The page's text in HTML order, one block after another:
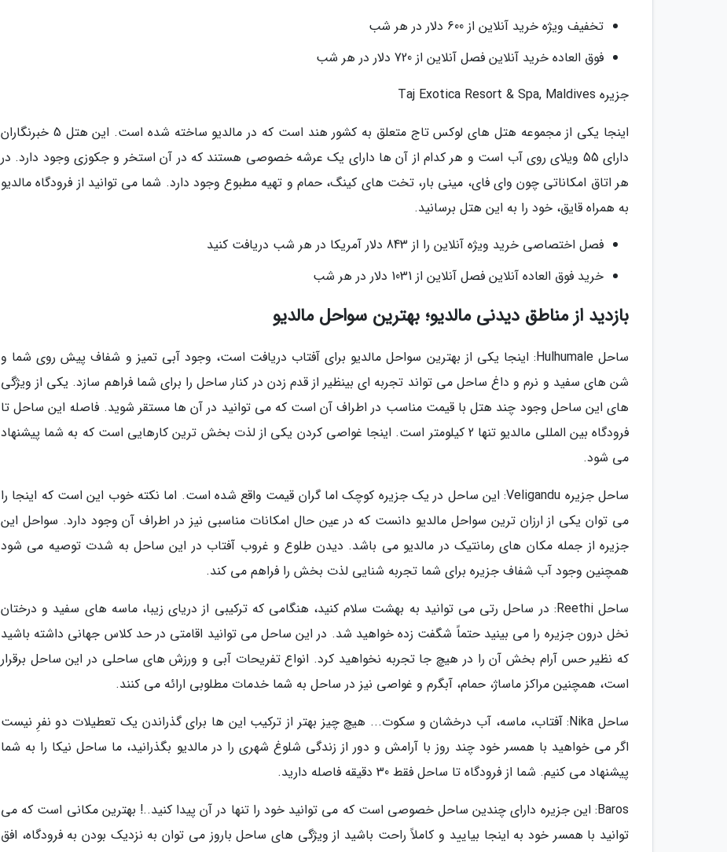
تخفیف ویژه خرید آنلاین از 600 دلار در هر شب
فوق العاده خرید آنلاین فصل آنلاین از 720 دلار در هر شب
جزیره Taj Exotica Resort & Spa, Maldives
اینجا یکی از مجموعه هتل های لوکس تاج متعلق به کشور هند است که در مالدیو ساخته شده است. این هتل 5 خبرنگاران
دارای 55 ویلای روی آب است و هر کدام از آن ها دارای یک عرشه خصوصی هستند که در آن استخر و جکوزی وجود دارد. در
هر اتاق امکاناتی چون وای فای، مینی بار، تخت های کینگ، حمام و تهیه مطبوع وجود دارد. شما می توانید از فرودگاه مالدیو
به همراه قایق، خود را به این هتل برسانید.
فصل اختصاصی خرید ویژه آنلاین را از 843 دلار آمریکا در هر شب دریافت کنید
خرید فوق العاده آنلاین فصل آنلاین از 1031 دلار در هر شب
بازدید از مناطق دیدنی مالدیو؛ بهترین سواحل مالدیو
ساحل Hulhumale: اینجا یکی از بهترین سواحل مالدیو برای آفتاب دریافت است، وجود آبی تمیز و شفاف پیش روی شما و
شن های سفید و نرم و داغ ساحل می تواند تجربه ای بینظیر از قدم زدن در کنار ساحل را برای شما فراهم سازد. یکی از ویژگی
های این ساحل وجود چند هتل با قیمت مناسب در اطراف آن است که می توانید در آن ها مستقر شوید. فاصله این ساحل تا
فرودگاه بین المللی مالدیو تنها 2 کیلومتر است. اینجا غواصی کردن یکی از لذت بخش ترین کارهایی است که به شما پیشنهاد
می شود.
ساحل جزیره Veligandu: این ساحل در یک جزیره کوچک اما گران قیمت واقع شده است. اما نکته خوب این است که اینجا را
می توان یکی از ارزان ترین سواحل مالدیو دانست که در عین حال امکانات مناسبی نیز در اطراف آن وجود دارد. سواحل این
جزیره از جمله مکان های رمانتیک در مالدیو می باشد. دیدن طلوع و غروب آفتاب در این ساحل به شدت توصیه می شود
همچنین وجود آب شفاف جزیره برای شما تجربه شنایی لذت بخش را فراهم می کند.
ساحل Reethi: در ساحل رتی می توانید به بهشت سلام کنید، هنگامی که ترکیبی از دریای زیبا، ماسه های سفید و درختان
نخل درون جزیره را می بینید حتماً شگفت زده خواهید شد. در این ساحل می توانید اقامتی در حد کلاس جهانی داشته باشید
که نظیر حس آرام بخش آن را در هیچ جا تجربه نخواهید کرد. انواع تفریحات آبی و ورزش های ساحلی در این ساحل برقرار
است، همچنین مراکز ماساژ، حمام، آبگرم و غواصی نیز در ساحل به شما خدمات مطلوبی ارائه می کنند.
ساحل Nika: آفتاب، ماسه، آب درخشان و سکوت... هیچ چیز بهتر از ترکیب این ها برای گذراندن یک تعطیلات دو نفرِ نیست
اگر می خواهید با همسر خود چند روز با آرامش و دور از زندگی شلوغ شهری را در مالدیو بگذرانید، ما ساحل نیکا را به شما
پیشنهاد می کنیم. شما از فرودگاه تا ساحل فقط 30 دقیقه فاصله دارید.
Baros: این جزیره دارای چندین ساحل خصوصی است که می توانید خود را تنها در آن پیدا کنید..! بهترین مکانی است که می
توانید با همسر خود به اینجا بیایید و کاملاً راحت باشید از ویژگی های ساحل باروز می توان به نزدیک بودن به فرودگاه، افق